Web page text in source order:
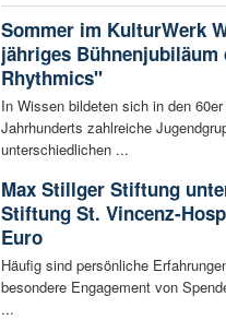
Sommer im KulturWerk
jähriges Bühnenjubiläum
Rhythmics"
In Wissen bildeten sich in den
Jahrhunderts zahlreiche
unterschiedlichen ...
Max Stillger Stiftung
Stiftung St. Vincenz-
Euro
Häufig sind persönliche
besondere Engagement von
...